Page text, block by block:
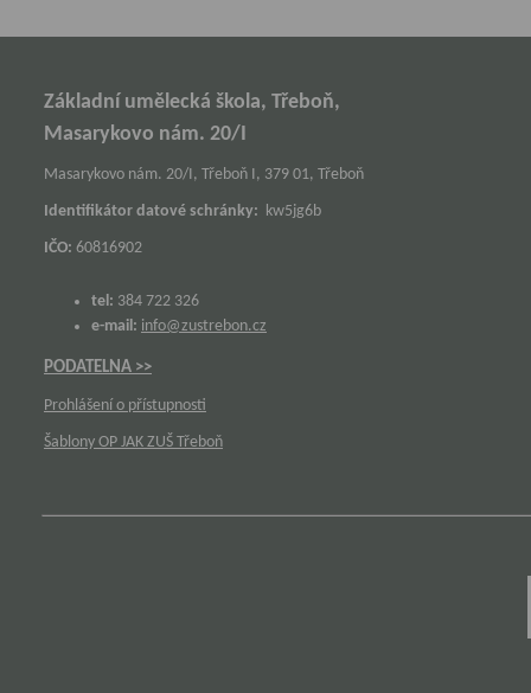
Základní umělecká škola, Třeboň,
Masarykovo nám. 20/I
Masarykovo nám. 20/I, Třeboň I, 379 01, Třeboň
Identifikátor datové schránky: kw5jg6b
IČO: 60816902
tel: 384 722 326
e-mail: info@zustrebon.cz
PODATELNA >>
Prohlášení o přístupnosti
Šablony OP JAK ZUŠ Třeboň